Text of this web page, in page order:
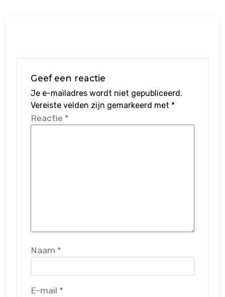
Geef een reactie
Je e-mailadres wordt niet gepubliceerd.
Vereiste velden zijn gemarkeerd met *
Reactie *
Naam *
E-mail *